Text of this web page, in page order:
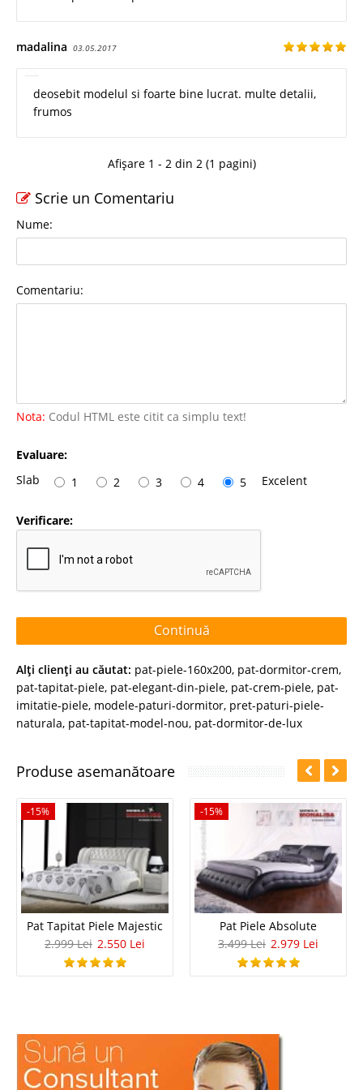
madalina 03.05.2017
deosebit modelul si foarte bine lucrat. multe detalii,
frumos
Afișare 1 - 2 din 2 (1 pagini)
Scrie un Comentariu
Nume:
Comentariu:
Nota: Codul HTML este citit ca simplu text!
Evaluare:
Slab
1 2 3 4 5 Excelent
Verificare:
Continuă
Alţi clienţi au căutat: pat-piele-160x200, pat-dormitor-crem,
pat-tapitat-piele, pat-elegant-din-piele, pat-crem-piele, pat-
imitatie-piele, modele-paturi-dormitor, pret-paturi-piele-
naturala, pat-tapitat-model-nou, pat-dormitor-de-lux
Produse asemanătoare
-15%
Pat Tapitat Piele Majestic
2.999 Lei 2.550 Lei
-15%
Pat Piele Absolute
3.499 Lei 2.979 Lei